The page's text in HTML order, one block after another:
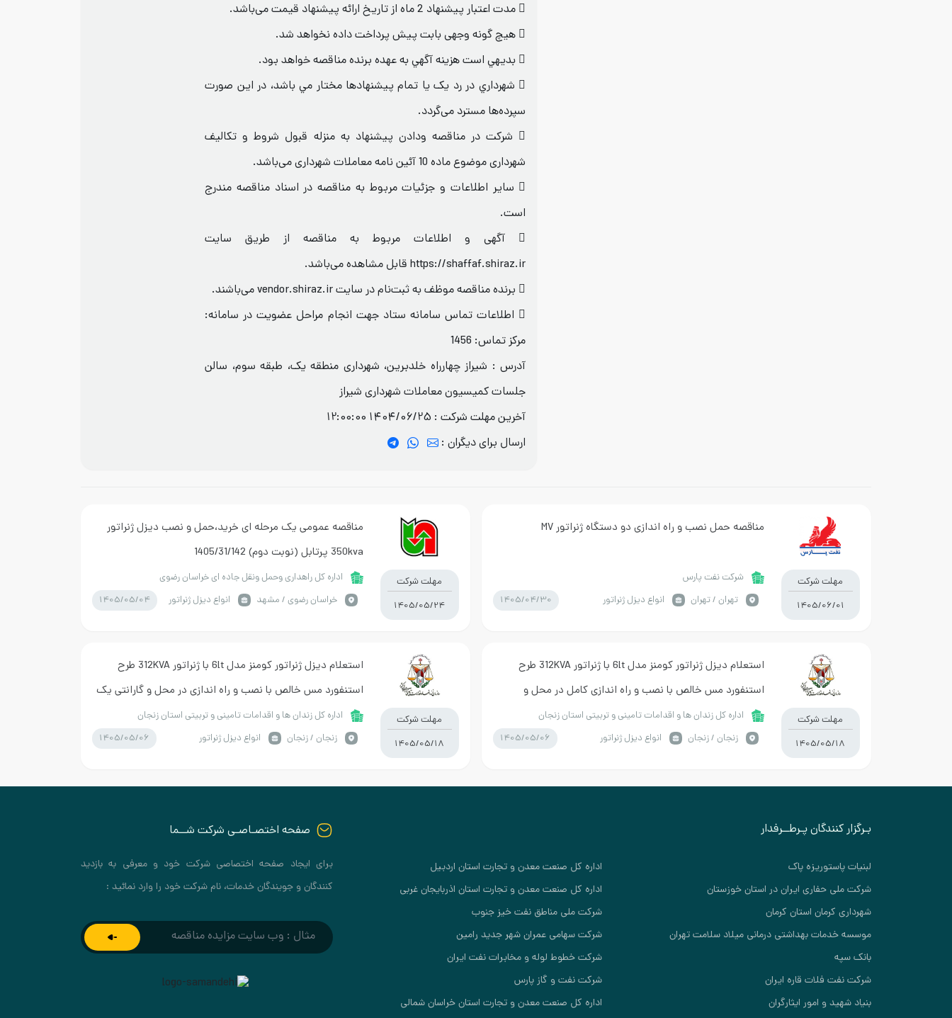
 مدت اعتبار پیشنهاد 2 ماه از تاریخ ارائه پیشنهاد قیمت می‌باشد.
 هیچ گونه وجهی بابت پیش پرداخت داده نخواهد شد.
 بديهي است هزينه آگهي به عهده برنده مناقصه خواهد بود.
 شهرداري در رد یک یا تمام پيشنهادها مختار مي باشد، در این صورت
سپرده‌ها مسترد می‌گردد.
 شرکت در مناقصه ودادن پیشنهاد به منزله قبول شروط و تکالیف
شهرداری موضوع ماده 10 آئین نامه معاملات شهرداری می‌باشد.
 ساير اطلاعات و جزئيات مربوط به مناقصه در اسناد مناقصه مندرج
است.
 آگهی و اطلاعات مربوط به مناقصه از طریق سایت
https://shaffaf.shiraz.ir قابل مشاهده می‌باشد.
 برنده مناقصه موظف به ثبت‌نام در سایت vendor.shiraz.ir می‌باشند.
 اطلاعات تماس سامانه ستاد جهت انجام مراحل عضویت در سامانه:
مرکز تماس: 1456
آدرس : شیراز چهارراه خلدبرین، شهرداری منطقه یک، طبقه سوم، سالن
جلسات کمیسیون معاملات شهرداری شیراز
آخرین مهلت شرکت : 1404/06/25 12:00:00
ارسال برای دیگران :
مهلت شرکت
1405/06/01
مناقصه حمل نصب و راه اندازی دو دستگاه ژنراتور MV
شرکت نفت پارس
تهران / تهران
انواع دیزل ژنراتور 1405/04/30
مهلت شرکت
1405/05/24
مناقصه عمومی یک مرحله ای خرید،حمل و نصب دیزل ژنراتور
350kva پرتابل (نوبت دوم) 1405/31/142
اداره کل راهداری وحمل ونقل جاده ای خراسان رضوی
خراسان رضوي / مشهد
انواع دیزل ژنراتور 1405/05/04
مهلت شرکت
1405/05/18
استعلام دیزل ژنراتور کومنز مدل 6lt با ژنراتور 312KVA طرح
استنفورد مس خالص با نصب و راه اندازی کامل در محل و
گارانتی یک سال یا 5000 ساعت به تعداد دو دستگاه
اداره کل زندان ها و اقدامات تامینی و تربیتی استان زنجان
زنجان / زنجان
انواع دیزل ژنراتور 1405/05/06
مهلت شرکت
1405/05/18
استعلام دیزل ژنراتور کومنز مدل 6lt با ژنراتور 312KVA طرح
استنفورد مس خالص با نصب و راه اندازی در محل و گارانتی یک
ساله یا 5000 ساعتاداره کل زندان ها و اقدامات تامینی و تربیتی استان زنجان
زنجان / زنجان
انواع دیزل ژنراتور 1405/05/06
بـرگزار کنندگان پـرطــرفدار
لبنیات پاستوریزه پاک
اداره کل صنعت معدن و تجارت استان اردبیل
شرکت ملی حفاری ایران در استان خوزستان
اداره کل صنعت معدن و تجارت استان اذربایجان غربی
شهرداری کرمان استان کرمان
شرکت ملی مناطق نفت خیز جنوب
موسسه خدمات بهداشتی درمانی میلاد سلامت تهران
شرکت سهامی عمران شهر جدید رامین
بانک سپه
شرکت خطوط لوله و مخابرات نفت ایران
شرکت نفت فلات قاره ایران
شرکت نفت و گاز پارس
بنیاد شهید و امور ایثارگران
اداره کل صنعت معدن و تجارت استان خراسان شمالی
صفحه اختصـاصـی شرکت شــما
برای ایجاد صفحه اختصاصی شرکت خود و معرفی به بازدید
کنندگان و جویندگان خدمات، نام شرکت خود را وارد نمائید :